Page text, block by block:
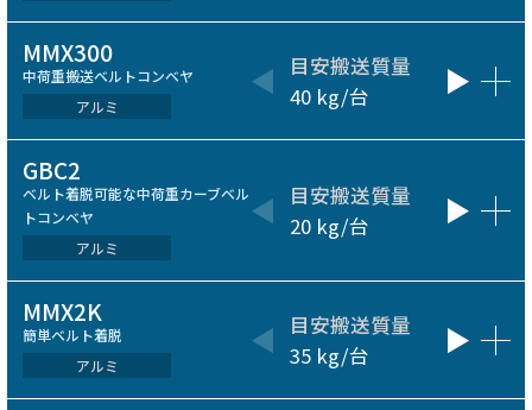
MMX300
中荷重搬送ベルトコンベヤ
アルミ
目安搬送質量
40 kg/台
ベルト
200～
GBC2
ベルト着脱可能な中荷重カーブベル
トコンベヤ
アルミ
目安搬送質量
20 kg/台
ベルト
300～
MMX2K
簡単ベルト着脱
アルミ
目安搬送質量
35 kg/台
呼びベ
100～